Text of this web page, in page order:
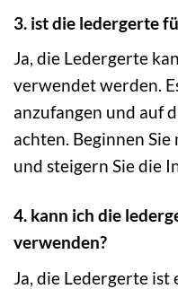
3. ist die ledergerte
Ja, die Ledergerte
verwendet werden.
anzufangen und auf
achten. Beginnen
und steigern Sie die
4. kann ich die
verwenden?
Ja, die Ledergerte ist